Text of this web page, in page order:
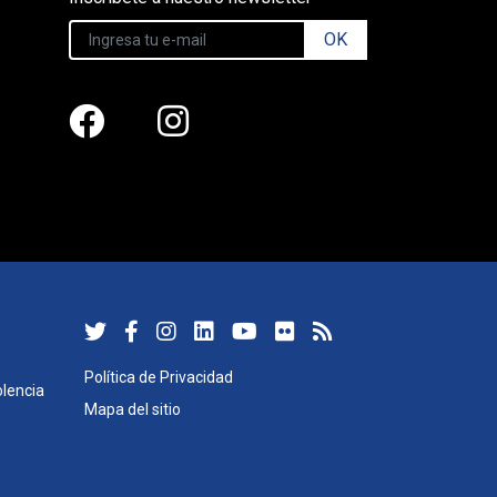
OK
Política de Privacidad
Mapa del sitio